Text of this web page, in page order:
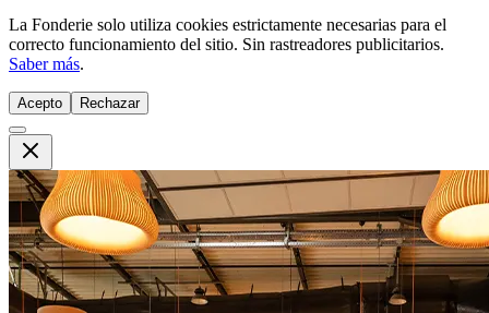
La Fonderie solo utiliza cookies estrictamente necesarias para el
correcto funcionamiento del sitio. Sin rastreadores publicitarios.
Saber más.
Acepto Rechazar